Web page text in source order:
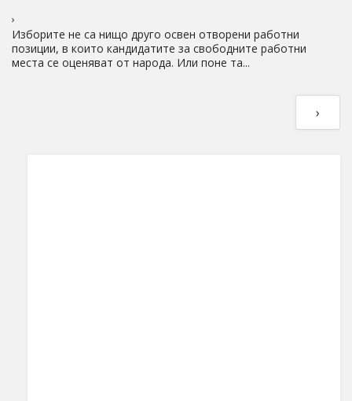
›
Изборите не са нищо друго освен отворени работни
позиции, в които кандидатите за свободните работни
места се оценяват от народа. Или поне та...
›